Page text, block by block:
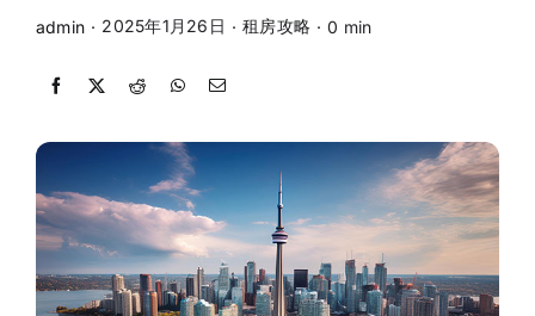
admin · 2025年1月26日 · 租房攻略 · 0 min